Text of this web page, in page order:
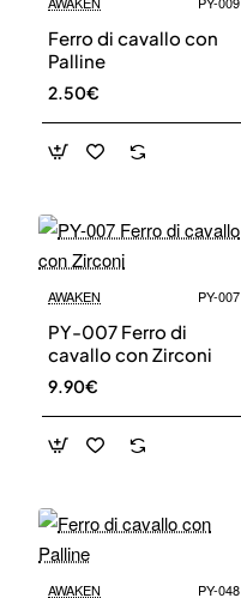
Ferro di cavallo con
Palline
2.50€
AWAKEN PY-007
PY-007 Ferro di
cavallo con Zirconi
9.90€
AWAKEN PY-048